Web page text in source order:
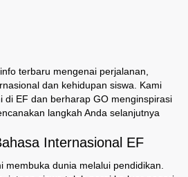
terbaru mengenai perjalanan,
dan kehidupan siswa. Kami
di EF dan berharap GO menginspirasi
langkah Anda selanjutnya
Internasional EF
membuka dunia melalui pendidikan.